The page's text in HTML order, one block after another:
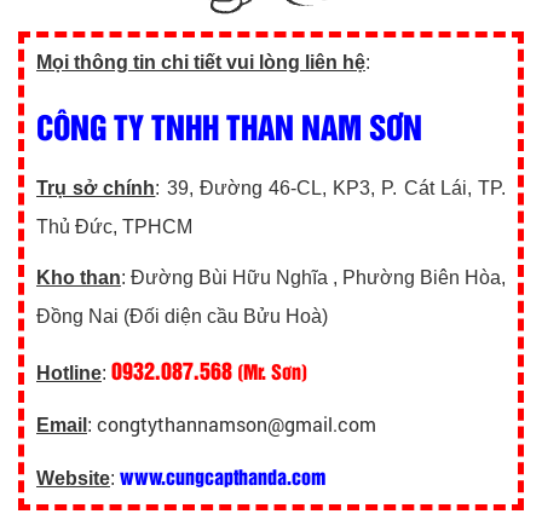
Mọi thông tin chi tiết vui lòng liên hệ:
CÔNG TY TNHH THAN NAM SƠN
Trụ sở chính: 39, Đường 46-CL, KP3, P. Cát Lái, TP.
Thủ Đức, TPHCM
Kho than: Đường Bùi Hữu Nghĩa , Phường Biên Hòa,
Đồng Nai (Đối diện cầu Bửu Hoà)
Hotline: 0932.087.568 (Mr. Sơn)
Email : congtythannamson@gmail.com
Website: www.cungcapthanda.com